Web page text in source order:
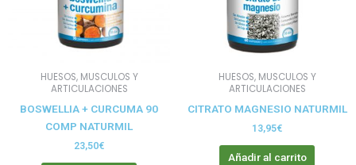
HUESOS, MUSCULOS Y
ARTICULACIONES
BOSWELLIA + CURCUMA 90
COMP NATURMIL
23,50€
HUESOS, MUSCULOS Y
ARTICULACIONES
CITRATO MAGNESIO NATURMIL
13,95€
Añadir al carrito